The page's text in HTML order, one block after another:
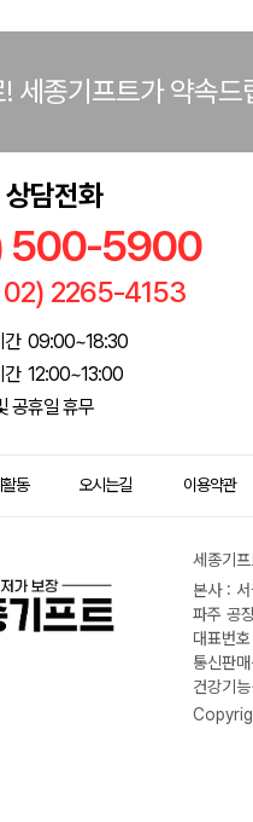
세종기프트가 약속드
상담전화
500-5900
02) 2265-4153
간 09:00~18:30
간 12:00~13:00
공휴일 휴무
동 오시는길 이용약관
세종기
본사 :
파주 공
대표번
통신판
건강기